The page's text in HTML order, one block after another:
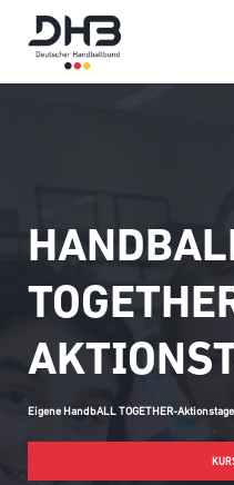
HANDBALL
Eigene HandbALL TOGETHER-